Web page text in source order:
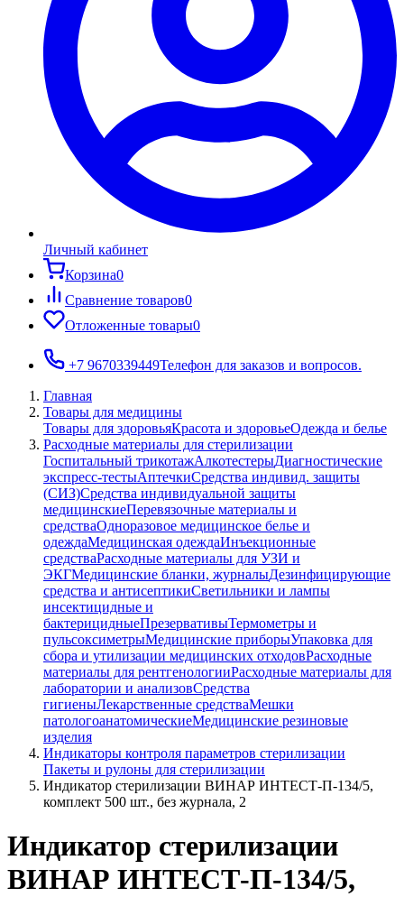
Личный кабинет
Корзина0
Сравнение товаров0
Отложенные товары0
+7 9670339449Телефон для заказов и вопросов.
Главная
Товары для медицины
Товары для здоровьяКрасота и здоровьеОдежда и белье
Расходные материалы для стерилизации
Госпитальный трикотажАлкотестерыДиагностические
экспресс-тестыАптечкиСредства индивид. защиты
(СИЗ)Средства индивидуальной защиты
медицинскиеПеревязочные материалы и
средстваОдноразовое медицинское белье и
одеждаМедицинская одеждаИнъекционные
средстваРасходные материалы для УЗИ и
ЭКГМедицинские бланки, журналыДезинфицирующие
средства и антисептикиСветильники и лампы
инсектицидные и
бактерицидныеПрезервативыТермометры и
пульсоксиметрыМедицинские приборыУпаковка для
сбора и утилизации медицинских отходовРасходные
материалы для рентгенологииРасходные материалы для
лаборатории и анализовСредства
гигиеныЛекарственные средстваМешки
патологоанатомическиеМедицинские резиновые
изделия
Индикаторы контроля параметров стерилизации
Пакеты и рулоны для стерилизации
Индикатор стерилизации ВИНАР ИНТЕСТ-П-134/5,
комплект 500 шт., без журнала, 2
Индикатор стерилизации
ВИНАР ИНТЕСТ-П-134/5,